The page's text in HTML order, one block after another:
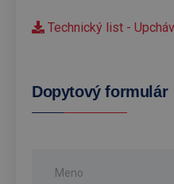
Technický list -
Dopytový formulár